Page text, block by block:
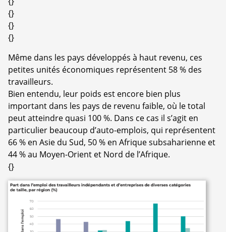
{}
{}
{}
Même dans les pays développés à haut revenu, ces
petites unités économiques représentent 58 % des
travailleurs.
Bien entendu, leur poids est encore bien plus
important dans les pays de revenu faible, où le total
peut atteindre quasi 100 %. Dans ce cas il s’agit en
particulier beaucoup d’auto-emplois, qui représentent
66 % en Asie du Sud, 50 % en Afrique subsaharienne et
44 % au Moyen-Orient et Nord de l’Afrique.
{}